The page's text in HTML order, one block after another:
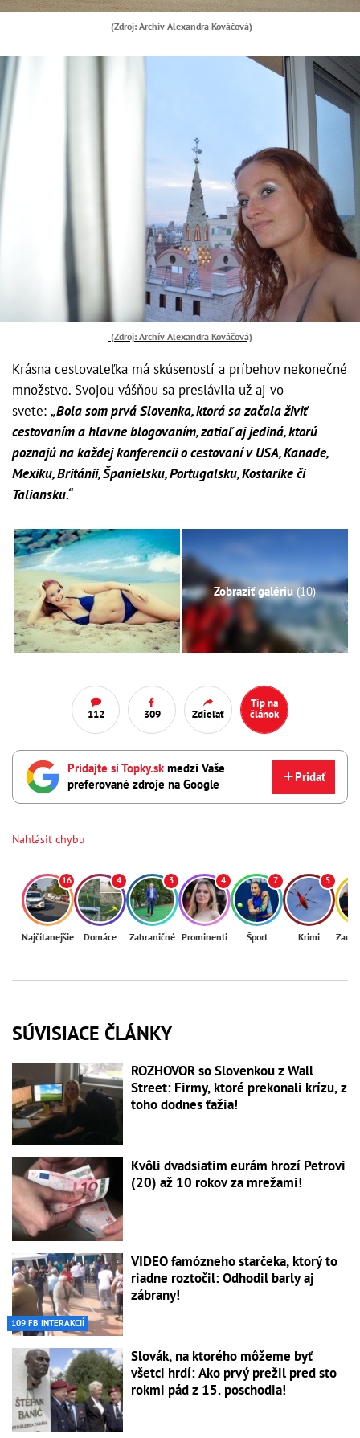
(Zdroj: Archív Alexandra Kováčová)
(Zdroj: Archív Alexandra Kováčová)
Krásna cestovateľka má skúseností a príbehov nekonečné
množstvo. Svojou vášňou sa preslávila už aj vo
svete: „Bola som prvá Slovenka, ktorá sa začala živiť
cestovaním a hlavne blogovaním, zatiaľ aj jediná, ktorú
poznajú na každej konferencii o cestovaní v USA, Kanade,
Mexiku, Británii, Španielsku, Portugalsku, Kostarike či
Taliansku.“
Zobraziť galériu (10)
112 309 Zdieľať
Tip na
článok
Pridajte si Topky.skmedzi Vaše
preferované zdroje na Google
Pridať
Nahlásiť chybu
16
Najčítanejšie
4
Domáce
3
Zahraničné
4
Prominenti
7
Šport
5
Krimi
SÚVISIACE ČLÁNKY
ROZHOVOR so Slovenkou z Wall
Street: Firmy, ktoré prekonali krízu, z
toho dodnes ťažia!
Kvôli dvadsiatim eurám hrozí Petrovi
(20) až 10 rokov za mrežami!
109 FB INTERAKCIÍ
VIDEO famózneho starčeka, ktorý to
riadne roztočil: Odhodil barly aj
zábrany!
Slovák, na ktorého môžeme byť
všetci hrdí: Ako prvý prežil pred sto
rokmi pád z 15. poschodia!